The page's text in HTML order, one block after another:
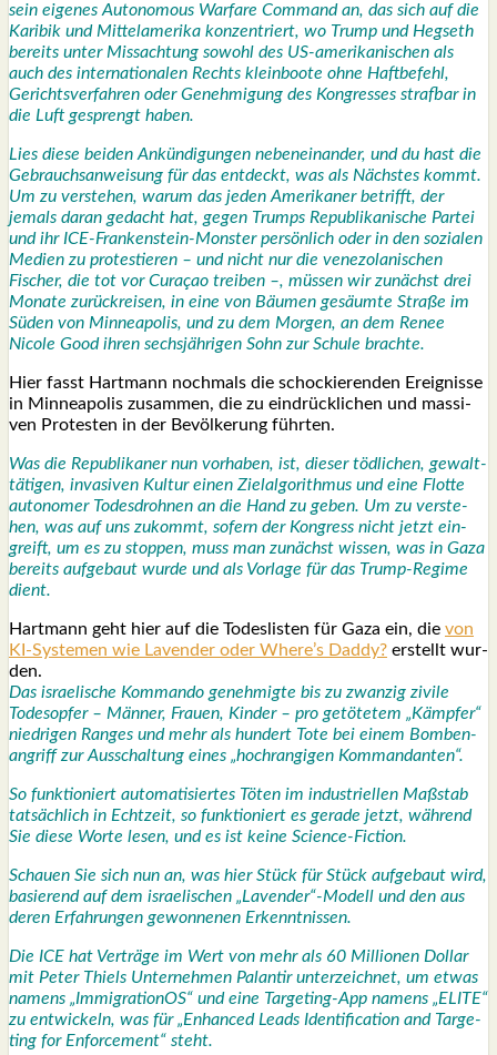
sein eige­nes Auto­no­mous War­fa­re Com­mand an, das sich auf die
Kari­bik und Mit­tel­ame­ri­ka kon­zen­triert, wo Trump und Hegs­eth
bereits unter Miss­ach­tung sowohl des US-ame­ri­ka­ni­schen als
auch des inter­na­tio­na­len Rechts klein­boo­te ohne Haft­be­fehl,
Gerichts­ver­fah­ren oder Geneh­mi­gung des Kon­gres­ses straf­bar in
die Luft gesprengt haben.
Lies die­se bei­den Ankün­di­gun­gen neben­ein­an­der, und du hast die
Gebrauchs­an­wei­sung für das ent­deckt, was als Nächs­tes kommt.
Um zu ver­ste­hen, war­um das jeden Ame­ri­ka­ner betrifft, der
jemals dar­an gedacht hat, gegen Trumps Repu­bli­ka­ni­sche Par­tei
und ihr ICE-Fran­ken­stein-Mons­ter per­sön­lich oder in den sozia­len
Medi­en zu pro­tes­tie­ren – und nicht nur die vene­zo­la­ni­schen
Fischer, die tot vor Cura­çao trei­ben –, müs­sen wir zunächst drei
Mona­te zurück­rei­sen, in eine von Bäu­men gesäum­te Stra­ße im
Süden von Min­nea­po­lis, und zu dem Mor­gen, an dem Renee
Nico­le Good ihren sechs­jäh­ri­gen Sohn zur Schu­le brach­te.
Hier fasst Hart­mann noch­mals die scho­ckie­ren­den Ereig­nis­se
in Min­nea­po­lis zusam­men, die zu ein­drück­li­chen und mas­si­
ven Pro­tes­ten in der Bevöl­ke­rung führ­ten.
Was die Repu­bli­ka­ner nun vor­ha­ben, ist, die­ser töd­li­chen, gewalt­
tä­ti­gen, inva­si­ven Kul­tur einen Ziel­al­go­rith­mus und eine Flot­te
auto­no­mer Todes­droh­nen an die Hand zu geben. Um zu ver­ste­
hen, was auf uns zukommt, sofern der Kon­gress nicht jetzt ein­
greift, um es zu stop­pen, muss man zunächst wis­sen, was in Gaza
bereits auf­ge­baut wur­de und als Vor­la­ge für das Trump-Regime
dient.
Hart­mann geht hier auf die Todes­lis­ten für Gaza ein, die von
KI-Sys­te­men wie Laven­der oder Where’s Dad­dy? erstellt wur­
den.
Das israe­li­sche Kom­man­do geneh­mig­te bis zu zwan­zig zivi­le
Todes­op­fer – Män­ner, Frau­en, Kin­der – pro getö­te­tem „Kämp­fer“
nied­ri­gen Ran­ges und mehr als hun­dert Tote bei einem Bom­ben­
an­griff zur Aus­schal­tung eines „hoch­ran­gi­gen Kom­man­dan­ten“.
So funk­tio­niert auto­ma­ti­sier­tes Töten im indus­tri­el­len Maß­stab
tat­säch­lich in Echt­zeit, so funk­tio­niert es gera­de jetzt, wäh­rend
Sie die­se Wor­te lesen, und es ist kei­ne Sci­ence-Fic­tion.
Schau­en Sie sich nun an, was hier Stück für Stück auf­ge­baut wird,
basie­rend auf dem israe­li­schen „Lavender“-Modell und den aus
deren Erfah­run­gen gewon­ne­nen Erkennt­nis­sen.
Die ICE hat Ver­trä­ge im Wert von mehr als 60 Mil­lio­nen Dol­lar
mit Peter Thiels Unter­neh­men Palan­tir unter­zeich­net, um etwas
namens „Immi­gra­ti­o­nOS“ und eine Tar­ge­ting-App namens „ELITE“
zu ent­wi­ckeln, was für „Enhan­ced Leads Iden­ti­fi­ca­ti­on and Tar­ge­
ting for Enforce­ment“ steht.